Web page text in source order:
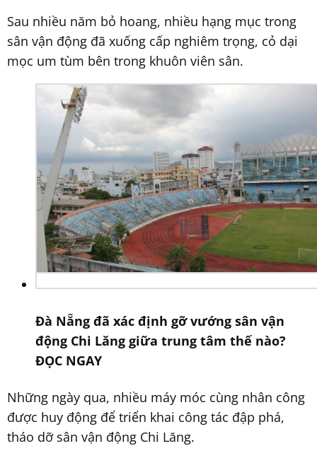
Sau nhiều năm bỏ hoang, nhiều hạng mục trong
sân vận động đã xuống cấp nghiêm trọng, cỏ dại
mọc um tùm bên trong khuôn viên sân.
Đà Nẵng đã xác định gỡ vướng sân vận
động Chi Lăng giữa trung tâm thế nào?
ĐỌC NGAY
Những ngày qua, nhiều máy móc cùng nhân công
được huy động để triển khai công tác đập phá,
tháo dỡ sân vận động Chi Lăng.